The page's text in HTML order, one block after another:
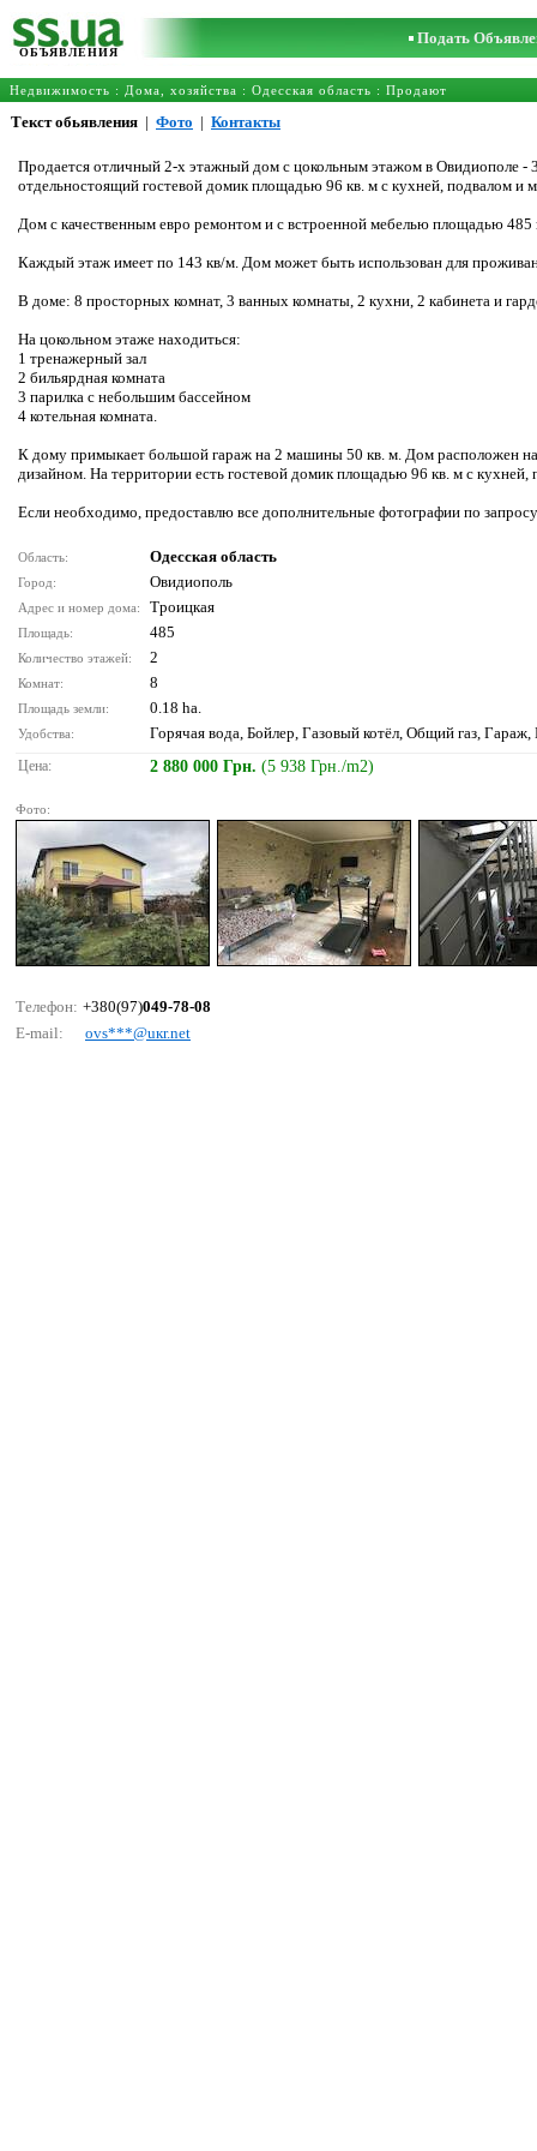
ОБЪЯВЛЕНИЯ
Подать
Недвижимость : Дома, хозяйства : Одесская область : Продают
Текст обьявления | Фото | Контакты
Продается отличный 2-х этажный дом с цокольным этажом в Овидиополе
отдельностоящий гостевой домик площадью 96 кв. м с кухней, подвалом и
Дом с качественным евро ремонтом и с встроенной мебелью площадью 485
Каждый этаж имеет по 143 кв/м. Дом может быть использован для
В доме: 8 просторных комнат, 3 ванных комнаты, 2 кухни, 2 кабинета и
На цокольном этаже находиться:
1 тренажерный зал
2 бильярдная комната
3 парилка с небольшим бассейном
4 котельная комната.
К дому примыкает большой гараж на 2 машины 50 кв. м. Дом расположен
дизайном. На территории есть гостевой домик площадью 96 кв. м с кухней,
Если необходимо, предоставлю все дополнительные фотографии по
Область: Одесская область
Город: Овидиополь
Адрес и номер дома: Троицкая
Площадь: 485
Количество этажей: 2
Комнат: 8
Площадь земли: 0.18 ha.
Удобства: Горячая вода, Бойлер, Газовый котёл, Общий газ,
Цена: 2 880 000 Грн. (5 938 Грн./m2)
Фото:
Телефон: +380(97)049-78-08
E-mail:
оvs***@uкr.nеt